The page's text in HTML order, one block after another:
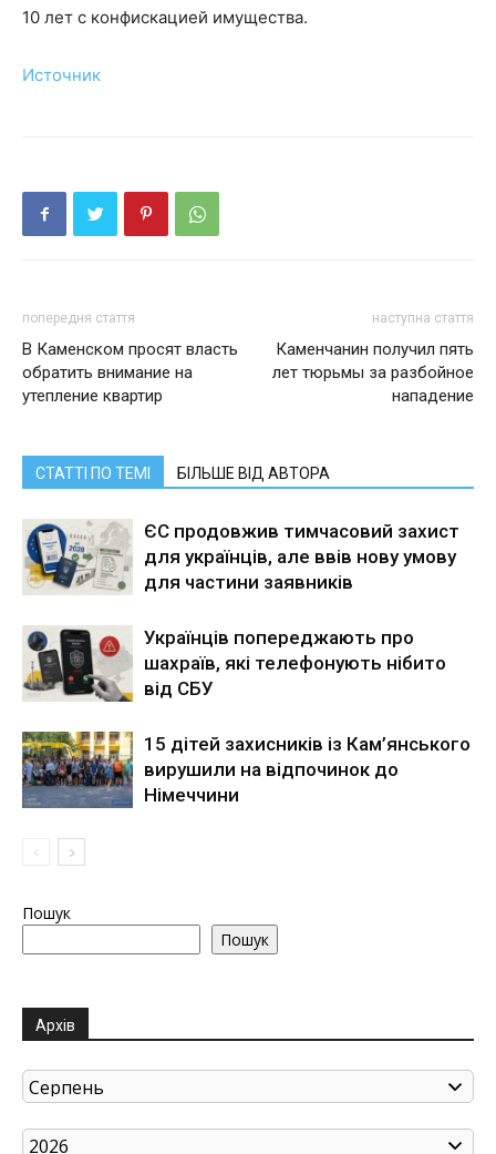
10 лет с конфискацией имущества.
Источник
попередня стаття
В Каменском просят власть
обратить внимание на
утепление квартир
наступна стаття
Каменчанин получил пять
лет тюрьмы за разбойное
нападение
СТАТТІ ПО ТЕМІ БІЛЬШЕ ВІД АВТОРА
ЄС продовжив тимчасовий захист
для українців, але ввів нову умову
для частини заявників
Українців попереджають про
шахраїв, які телефонують нібито
від СБУ
15 дітей захисників із Кам’янського
вирушили на відпочинок до
Німеччини
Пошук
Пошук
Архів